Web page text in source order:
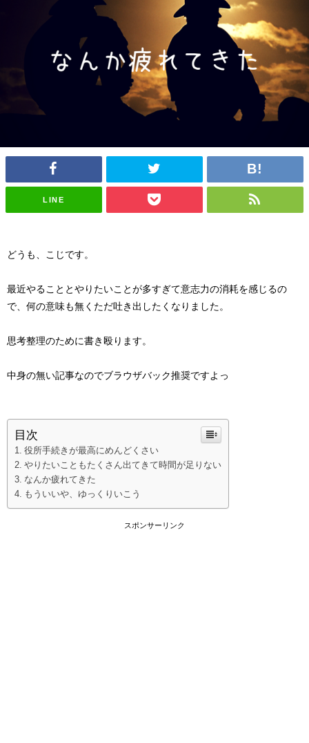
LINE
どうも、こじです。
最近やることとやりたいことが多すぎて意志力の消耗を感じるの
で、何の意味も無くただ吐き出したくなりました。
思考整理のために書き殴ります。
中身の無い記事なのでブラウザバック推奨ですよっ
目次
役所手続きが最高にめんどくさい
やりたいこともたくさん出てきて時間が足りない
なんか疲れてきた
もういいや、ゆっくりいこう
スポンサーリンク